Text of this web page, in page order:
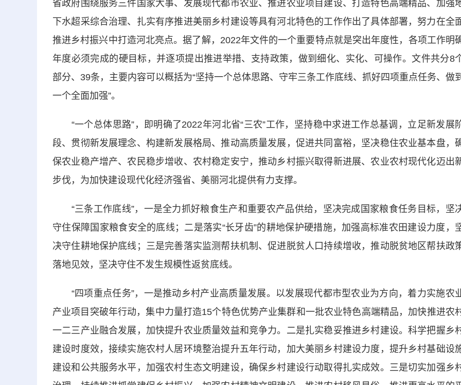
省政府围绕服务三件国家大事、发展现代都市农业、推进农业项目建设、打造特色高端精品、加强
下水超采综合治理、扎实有序推进美丽乡村建设等具有河北特色的工作作出了具体部署，努力在全
推进乡村振兴中打造河北亮点。据了解，2022年文件的一个重要特点就是突出年度性，各项工作明
年度必须完成的硬目标，并逐项提出推进举措、支持政策，做到细化、实化、可操作。文件共分8
部分、39条，主要内容可以概括为“坚持一个总体思路、守牢三条工作底线、抓好四项重点任务、做到
一个全面加强”。
“一个总体思路”，即明确了2022年河北省“三农”工作，坚持稳中求进工作总基调，立足新发展
段、贯彻新发展理念、构建新发展格局、推动高质量发展，促进共同富裕，坚决稳住农业基本盘，
保农业稳产增产、农民稳步增收、农村稳定安宁，推动乡村振兴取得新进展、农业农村现代化迈出
步伐，为加快建设现代化经济强省、美丽河北提供有力支撑。
“三条工作底线”，一是全力抓好粮食生产和重要农产品供给，坚决完成国家粮食任务目标，坚
守住保障国家粮食安全的底线；二是落实“长牙齿”的耕地保护硬措施，加强高标准农田建设力度，
决守住耕地保护底线；三是完善落实监测帮扶机制、促进脱贫人口持续增收，推动脱贫地区帮扶政
落地见效，坚决守住不发生规模性返贫底线。
“四项重点任务”，一是推动乡村产业高质量发展。以发展现代都市型农业为方向，着力实施农
产业项目突破年行动，集中力量打造15个特色优势产业集群和一批农业特色高端精品，加快推进农
一二三产业融合发展，加快提升农业质量效益和竞争力。二是扎实稳妥推进乡村建设。科学把握乡
建设时度效，接续实施农村人居环境整治提升五年行动，加大美丽乡村建设力度，提升乡村基础设
建设和公共服务水平，加强农村生态文明建设，确保乡村建设行动取得扎实成效。三是切实加强乡